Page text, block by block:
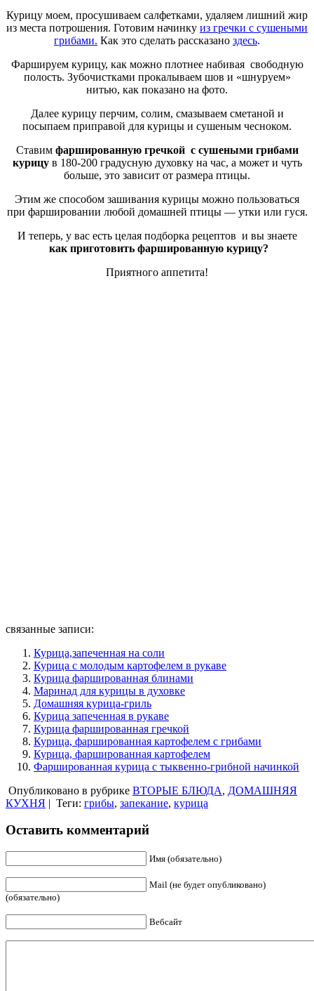
Курицу моем, просушиваем салфетками, удаляем лишний жир
из места потрошения. Готовим начинку из гречки с сушеными
грибами. Как это сделать рассказано здесь.
Фаршируем курицу, как можно плотнее набивая свободную
полость. Зубочистками прокалываем шов и «шнуруем»
нитью, как показано на фото.
Далее курицу перчим, солим, смазываем сметаной и
посыпаем приправой для курицы и сушеным чесноком.
Ставим фаршированную гречкой с сушеными грибами
курицув 180-200 градусную духовку на час, а может и чуть
больше, это зависит от размера птицы.
Этим же способом зашивания курицы можно пользоваться
при фаршировании любой домашней птицы — утки или гуся.
И теперь, у вас есть целая подборка рецептов и вы знаете
как приготовить фаршированную курицу?
Приятного аппетита!
связанные записи:
Курица,запеченная на соли
Курица с молодым картофелем в рукаве
Курица фаршированная блинами
Маринад для курицы в духовке
Домашняя курица-гриль
Курица запеченная в рукаве
Курица фаршированная гречкой
Курица, фаршированная картофелем с грибами
Курица, фаршированная картофелем
Фаршированная курица с тыквенно-грибной начинкой
Опубликовано в рубрике ВТОРЫЕ БЛЮДА, ДОМАШНЯЯ
КУХНЯ | Теги: грибы, запекание, курица
Оставить комментарий
Имя (обязательно)
Mail (не будет опубликовано)
(обязательно)
Вебсайт